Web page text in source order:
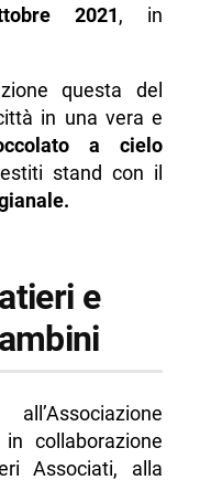
2021, in
questa del
in una vera e
a cielo
stand con il
e
in collaborazione
Associati, alla